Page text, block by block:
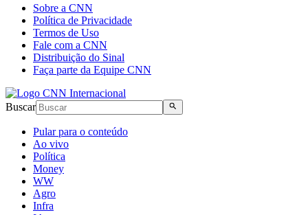
Sobre a CNN
Política de Privacidade
Termos de Uso
Fale com a CNN
Distribuição do Sinal
Faça parte da Equipe CNN
Buscar
Pular para o conteúdo
Ao vivo
Política
Money
WW
Agro
Infra